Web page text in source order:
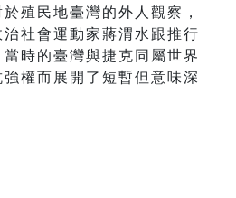
殖民地臺灣的外人觀察，
社會運動家蔣渭水跟推行
時的臺灣與捷克同屬世界
權而展開了短暫但意味深